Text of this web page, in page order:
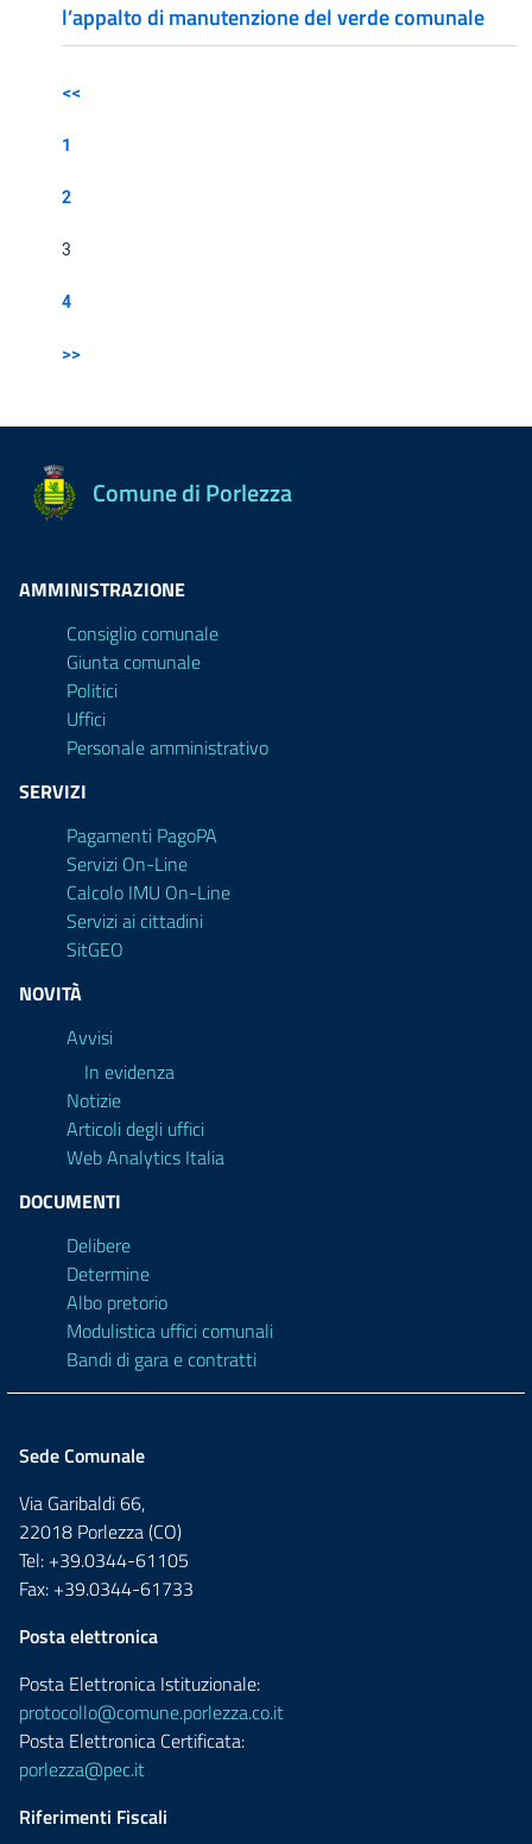
l’appalto di manutenzione del verde comunale
<<
1
2
3
4
>>
Comune di Porlezza
AMMINISTRAZIONE
Consiglio comunale
Giunta comunale
Politici
Uffici
Personale amministrativo
SERVIZI
Pagamenti PagoPA
Servizi On-Line
Calcolo IMU On-Line
Servizi ai cittadini
SitGEO
NOVITÀ
Avvisi
In evidenza
Notizie
Articoli degli uffici
Web Analytics Italia
DOCUMENTI
Delibere
Determine
Albo pretorio
Modulistica uffici comunali
Bandi di gara e contratti
Sede Comunale
Via Garibaldi 66,
22018 Porlezza (CO)
Tel: +39.0344-61105
Fax: +39.0344-61733
Posta elettronica
Posta Elettronica Istituzionale:
protocollo@comune.porlezza.co.it
Posta Elettronica Certificata:
porlezza@pec.it
Riferimenti Fiscali